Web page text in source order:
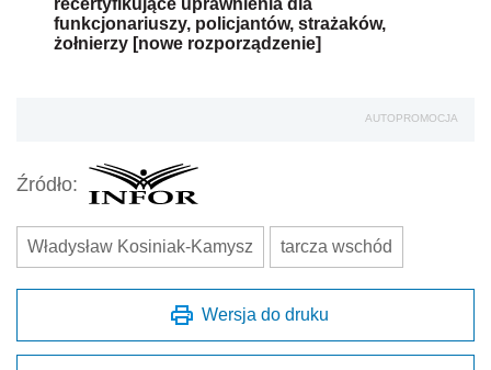
recertyfikujące uprawnienia dla
funkcjonariuszy, policjantów, strażaków,
żołnierzy [nowe rozporządzenie]
AUTOPROMOCJA
Źródło:
Władysław Kosiniak-Kamysz tarcza wschód
Wersja do druku